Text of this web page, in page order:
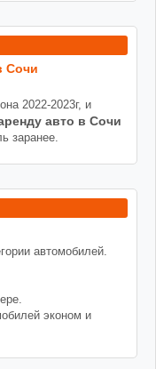
Сочи
2022-2023г, и
авто в Сочи
заранее.
автомобилей.
эконом и